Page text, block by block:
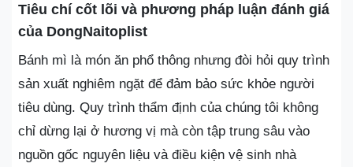
Tiêu chí cốt lõi và phương pháp luận đánh giá
của DongNaitoplist
Bánh mì là món ăn phổ thông nhưng đòi hỏi quy trình
sản xuất nghiêm ngặt để đảm bảo sức khỏe người
tiêu dùng. Quy trình thẩm định của chúng tôi không
chỉ dừng lại ở hương vị mà còn tập trung sâu vào
nguồn gốc nguyên liệu và điều kiện vệ sinh nhà